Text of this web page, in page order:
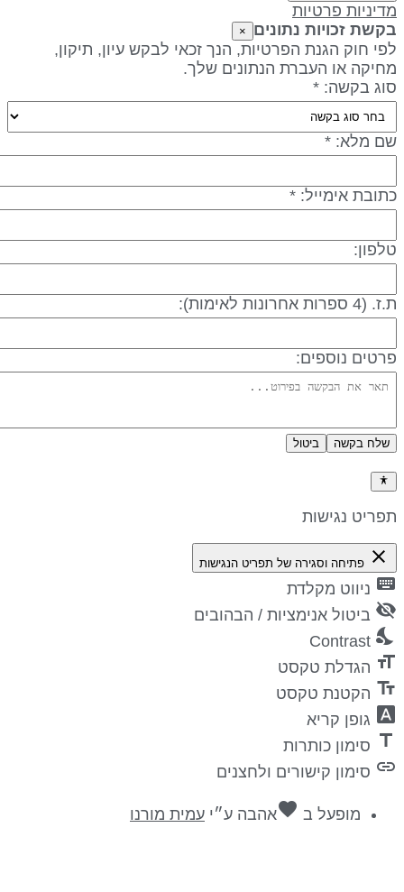
פרטיות
זכויות נתונים
חוק הגנת הפרטיות, הנך זכאי לבקש עיון, תיקון,
או העברת הנתונים שלך.
בקשה: *
מלא: *
אימייל: *
ספרות אחרונות לאימות):
נוספים:
שלח בקשה ביטול
נגישות
close פתיחה וסגירה של תפריט הנגישות
ניווט מקלדת
ביטול אנימציות / הבהובים
Contrast
הגדלת טקסט
הקטנת טקסט
גופן קריא
סימון כותרות
סימון קישורים ולחצנים
מופעל בfavoriteאהבהע״יעמית מורנו